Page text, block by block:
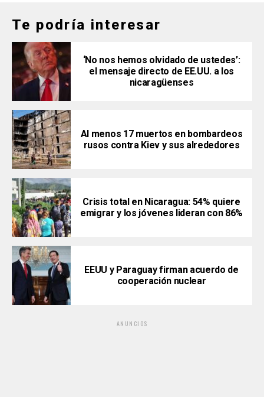
Te podría interesar
‘No nos hemos olvidado de ustedes’:
el mensaje directo de EE.UU. a los
nicaragüenses
Al menos 17 muertos en bombardeos
rusos contra Kiev y sus alrededores
Crisis total en Nicaragua: 54% quiere
emigrar y los jóvenes lideran con 86%
EEUU y Paraguay firman acuerdo de
cooperación nuclear
ANUNCIOS